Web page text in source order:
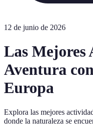
12 de junio de 2026
Las Mejores
Aventura
Europa
Explora las mejores
donde la naturaleza se